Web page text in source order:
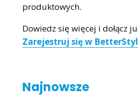
produktowych.
Dowiedz się więcej i dołącz
Zarejestruj się w
Najnowsze